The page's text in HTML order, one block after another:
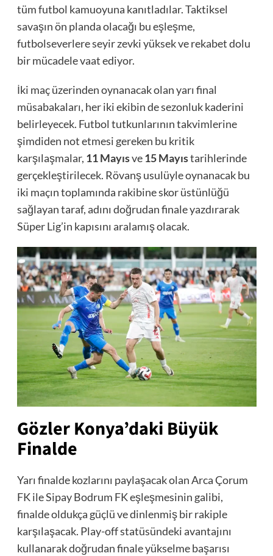
tüm futbol kamuoyuna kanıtladılar. Taktiksel
savaşın ön planda olacağı bu eşleşme,
futbolseverlere seyir zevki yüksek ve rekabet dolu
bir mücadele vaat ediyor.
İki maç üzerinden oynanacak olan yarı final
müsabakaları, her iki ekibin de sezonluk kaderini
belirleyecek. Futbol tutkunlarının takvimlerine
şimdiden not etmesi gereken bu kritik
karşılaşmalar, 11 Mayısve15 Mayıstarihlerinde
gerçekleştirilecek. Rövanş usulüyle oynanacak bu
iki maçın toplamında rakibine skor üstünlüğü
sağlayan taraf, adını doğrudan finale yazdırarak
Süper Lig’in kapısını aralamış olacak.
Gözler Konya’daki Büyük
Finalde
Yarı finalde kozlarını paylaşacak olan Arca Çorum
FK ile Sipay Bodrum FK eşleşmesinin galibi,
finalde oldukça güçlü ve dinlenmiş bir rakiple
karşılaşacak. Play-off statüsündeki avantajını
kullanarak doğrudan finale yükselme başarısı